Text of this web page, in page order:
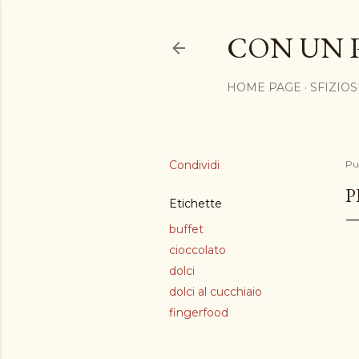
CON UN
HOME PAGE
Condividi
Etichette
buffet
cioccolato
dolci
dolci al cucchiaio
fingerfood